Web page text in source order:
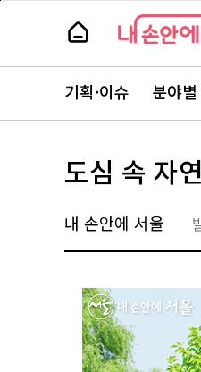
본
뉴
스
뉴
스
주
서
바
로
기획·이슈 분야
도심 속 자
내 손안에 서울
페